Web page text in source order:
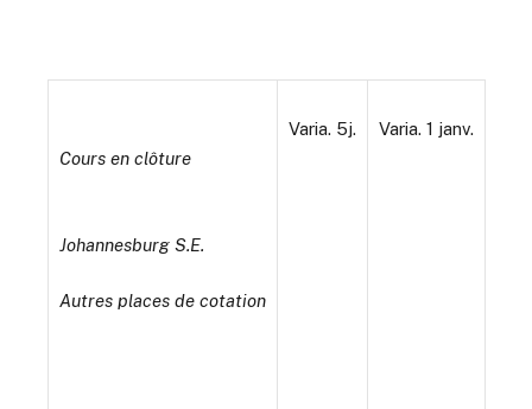
Cours en clôture
Johannesburg S.E.
Autres places de cotation
Varia. 5j. Varia. 1 janv.